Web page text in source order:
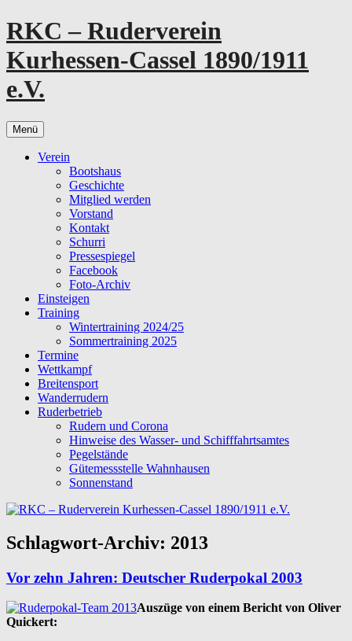
Zum
Inhalt
springen
RKC – Ruderverein
Kurhessen-Cassel 1890/1911
e.V.
Menü
Verein
Bootshaus
Geschichte
Mitglied werden
Vorstand
Kontakt
Schurri
Pressespiegel
Facebook
Foto-Archiv
Einsteigen
Training
Wintertraining 2024/25
Sommertraining 2025
Termine
Wettkampf
Breitensport
Wanderrudern
Ruderbetrieb
Rudern und Corona
Hinweise des Wasser- und Schifffahrtsamtes
Pegelstände
Gütemessstelle Wahnhausen
Sonnenstand
Schlagwort-Archiv: 2013
Vor zehn Jahren: Deutscher Ruderpokal 2003
Auszüge von einem Bericht von Oliver
Quickert: